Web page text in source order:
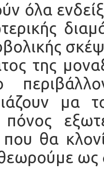
όλα
της
μα
θα
ως